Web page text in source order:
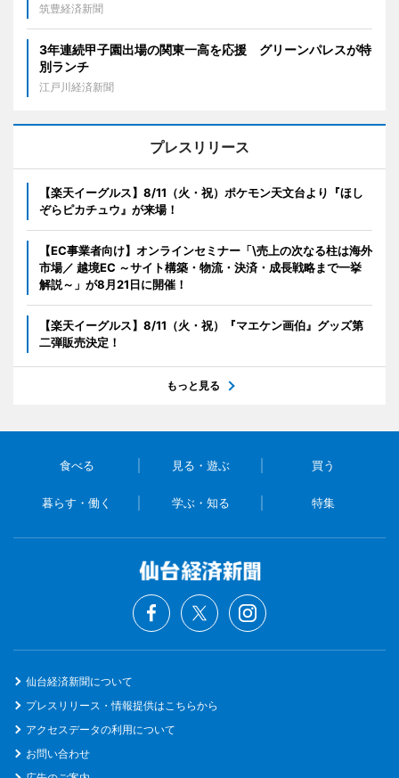
筑豊経済新聞
3年連続甲子園出場の関東一高を応援 グリーンパレスが特
別ランチ
江戸川経済新聞
プレスリリース
【楽天イーグルス】8/11（火・祝）ポケモン天文台より『ほし
ぞらピカチュウ』が来場！
【EC事業者向け】オンラインセミナー「\売上の次なる柱は海外
市場／ 越境EC ～サイト構築・物流・決済・成長戦略まで一挙
解説～」が8月21日に開催！
【楽天イーグルス】8/11（火・祝）『マエケン画伯』グッズ第
二弾販売決定！
もっと見る
食べる 見る・遊ぶ 買う
暮らす・働く 学ぶ・知る 特集
仙台経済新聞について
プレスリリース・情報提供はこちらから
アクセスデータの利用について
お問い合わせ